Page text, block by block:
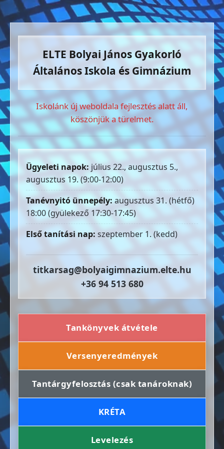
ELTE Bolyai János Gyakorló
Általános Iskola és Gimnázium
Iskolánk új weboldala fejlesztés alatt áll,
köszönjük a türelmet.
Ügyeleti napok: július 22., augusztus 5.,
augusztus 19. (9:00-12:00)
Tanévnyitó ünnepély: augusztus 31. (hétfő)
18:00 (gyülekező 17:30-17:45)
Első tanítási nap: szeptember 1. (kedd)
titkarsag@bolyaigimnazium.elte.hu
+36 94 513 680
Tankönyvek átvétele
Versenyeredmények
Tantárgyfelosztás (csak tanároknak)
KRÉTA
Levelezés